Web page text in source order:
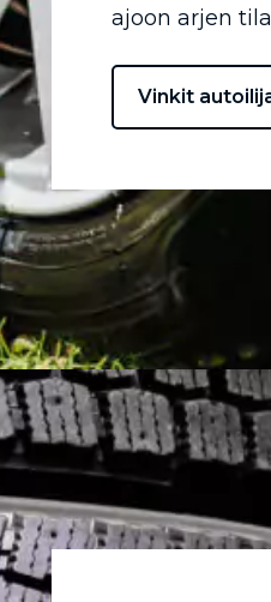
ajoon arjen
Vinkit